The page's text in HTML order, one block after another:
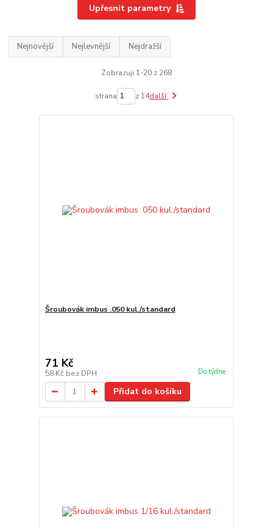
Upřesnit parametry
Nejnovější Nejlevnější Nejdražší
Zobrazuji 1-20 z 268
strana z 14další
Šroubovák imbus .050 kul./standard
71 Kč
58 Kč bez DPH Do týdne
Přidat do košíku